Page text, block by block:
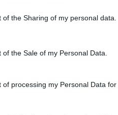
of the Sharing of my personal data.
the Sale of my Personal Data.
of processing my Personal Data for